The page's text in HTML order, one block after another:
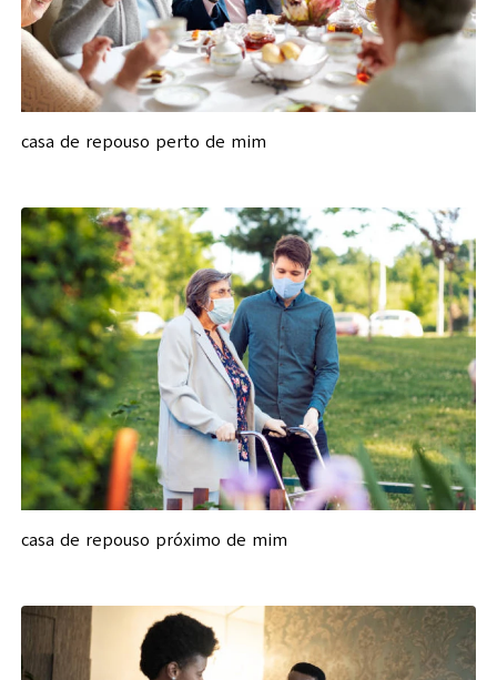
casa de repouso perto de mim
casa de repouso próximo de mim